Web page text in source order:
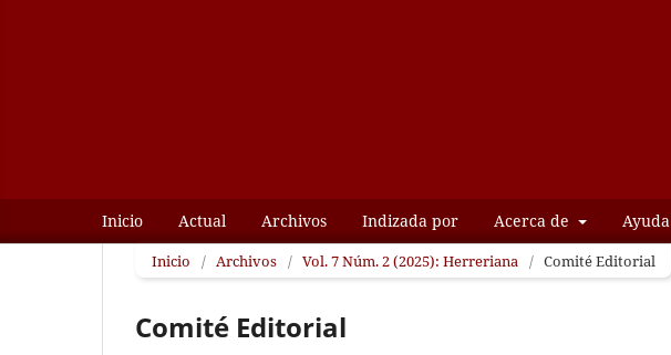
Inicio Actual Archivos Indizada por Acerca de Ayuda
Inicio / Archivos / Vol. 7 Núm. 2 (2025): Herreriana / Comité Editorial
Comité Editorial